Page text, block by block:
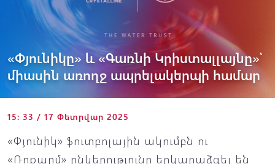
«Փյունիկը» և «Գառնի Կրիստալլայնը»՝
միասին առողջ ապրելակերպի համար
15: 33 / 17 Փետրվար 2025
«Փյունիկ» ֆուտբոլային ակումբն ու
«Ռոքարմ» ընկերությունը երկարաձգել են